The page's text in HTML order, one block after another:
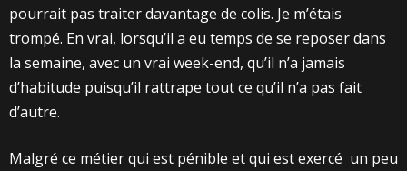
pourrait pas traiter davantage de colis. Je m’étais
trompé. En vrai, lorsqu’il a eu temps de se reposer dans
la semaine, avec un vrai week-end, qu’il n’a jamais
d’habitude puisqu’il rattrape tout ce qu’il n’a pas fait
d’autre.
Malgré ce métier qui est pénible et qui est exercé un peu